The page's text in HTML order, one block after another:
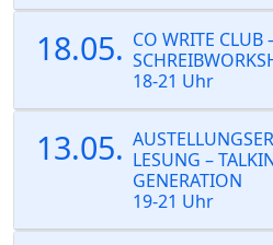
18.05. CO WRITE CLUB
18-21 Uhr
13.05. LESUNG –
GENERATION
19-21 Uhr